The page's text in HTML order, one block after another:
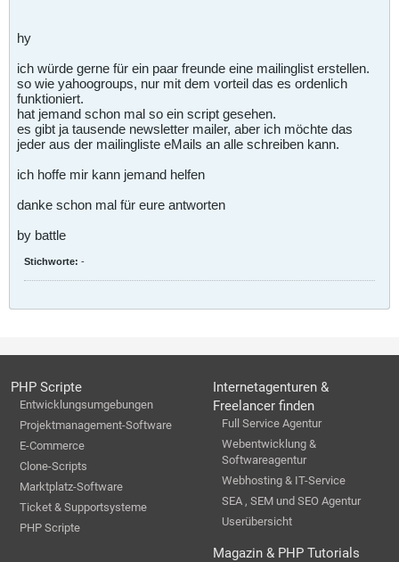
hy
ich würde gerne für ein paar freunde eine mailinglist erstellen.
so wie yahoogroups, nur mit dem vorteil das es ordenlich
funktioniert.
hat jemand schon mal so ein script gesehen.
es gibt ja tausende newsletter mailer, aber ich möchte das
jeder aus der mailingliste eMails an alle schreiben kann.
ich hoffe mir kann jemand helfen
danke schon mal für eure antworten
by battle
Stichworte: -
PHP Scripte
Entwicklungsumgebungen
Projektmanagement-Software
E-Commerce
Clone-Scripts
Marktplatz-Software
Ticket & Supportsysteme
PHP Scripte
Internetagenturen &
Freelancer finden
Full Service Agentur
Webentwicklung &
Softwareagentur
Webhosting & IT-Service
SEA , SEM und SEO Agentur
Userübersicht
Magazin & PHP Tutorials